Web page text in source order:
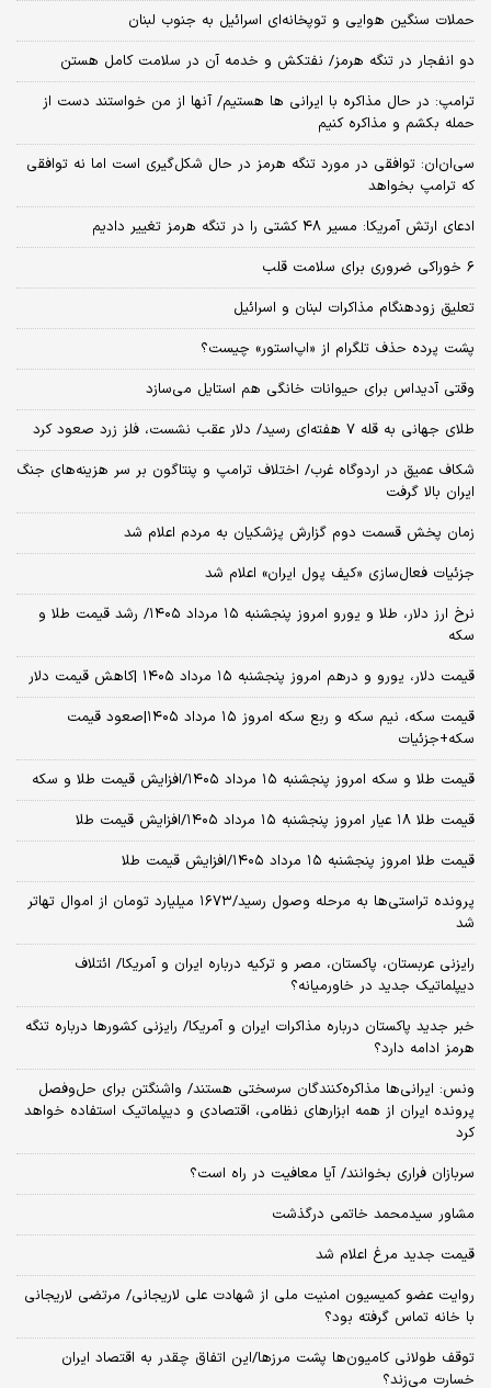
حملات سنگین هوایی و توپخانه‌ای اسرائیل به جنوب لبنان
دو انفجار در تنگه هرمز/ نفتکش و خدمه آن در سلامت کامل هستن
ترامپ: در حال مذاکره با ایرانی ها هستیم/ آنها از من خواستند دست از
حمله بکشم و مذاکره کنیم
سی‌ان‌ان: توافقی در مورد تنگه هرمز در حال شکل‌گیری است اما نه توافقی
که ترامپ بخواهد
ادعای ارتش آمریکا: مسیر ۴۸ کشتی را در تنگه هرمز تغییر دادیم
۶ خوراکی ضروری برای سلامت قلب
تعلیق زودهنگام مذاکرات لبنان و اسرائیل
پشت پرده حذف تلگرام از «اپ‌استور» چیست؟
وقتی آدیداس برای حیوانات خانگی هم استایل می‌سازد
طلای جهانی به قله ۷ هفته‌ای رسید/ دلار عقب نشست، فلز زرد صعود کرد
شکاف عمیق در اردوگاه غرب/ اختلاف ترامپ و پنتاگون بر سر هزینه‌های جنگ
ایران بالا گرفت
زمان پخش قسمت دوم گزارش پزشکیان به مردم اعلام شد
جزئیات فعال‌سازی «کیف پول ایران» اعلام شد
نرخ ارز دلار، طلا و یورو امروز پنجشنبه ۱۵ مرداد ۱۴۰۵/ رشد قیمت طلا و
سکه
قیمت دلار، یورو و درهم امروز پنجشنبه ۱۵ مرداد ۱۴۰۵ |کاهش قیمت دلار
قیمت سکه، نیم سکه و ربع سکه امروز ۱۵ مرداد ۱۴۰۵|صعود قیمت
سکه+جزئیات
قیمت طلا و سکه امروز پنجشنبه ۱۵ مرداد ۱۴۰۵/افزایش قیمت طلا و سکه
قیمت طلا ۱۸ عیار امروز پنجشنبه ۱۵ مرداد ۱۴۰۵/افزایش قیمت طلا
قیمت طلا امروز پنجشنبه ۱۵ مرداد ۱۴۰۵/افزایش قیمت طلا
پرونده تراستی‌ها به مرحله وصول رسید/۱۶۷۳ میلیارد تومان از اموال تهاتر
شد
رایزنی عربستان، پاکستان، مصر و ترکیه درباره ایران و آمریکا/ ائتلاف
دیپلماتیک جدید در خاورمیانه؟
خبر جدید پاکستان درباره مذاکرات ایران و آمریکا/ رایزنی کشورها درباره تنگه
هرمز ادامه دارد؟
ونس: ایرانی‌ها مذاکره‌کنندگان سرسختی هستند/ واشنگتن برای حل‌وفصل
پرونده ایران از همه ابزارهای نظامی، اقتصادی و دیپلماتیک استفاده خواهد
کرد
سربازان فراری بخوانند/ آیا معافیت در راه است؟
مشاور سیدمحمد خاتمی درگذشت
قیمت جدید مرغ اعلام شد
روایت عضو کمیسیون امنیت ملی از شهادت علی لاریجانی/ مرتضی لاریجانی
با خانه تماس گرفته بود؟
توقف طولانی کامیون‌ها پشت مرزها/این اتفاق چقدر به اقتصاد ایران
خسارت می‌زند؟